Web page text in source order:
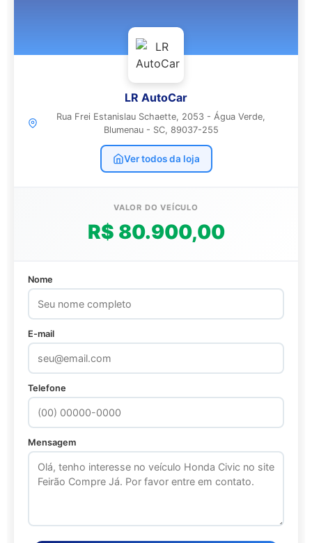
LR AutoCar
Rua Frei Estanislau Schaette, 2053 - Água Verde,
Blumenau - SC, 89037-255
Ver todos da loja
VALOR DO VEÍCULO
R$ 80.900,00
Nome
E-mail
Telefone
Mensagem